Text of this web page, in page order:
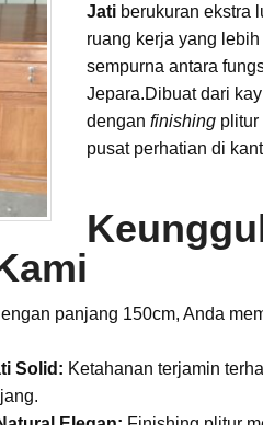
Jatiberukuran ekstra
ruang kerja yang
sempurna antara
Jepara.Dibuat dari
dengan finishingplitur
pusat perhatian di
panjang 150cm, Anda
Solid: Ketahanan terjamin